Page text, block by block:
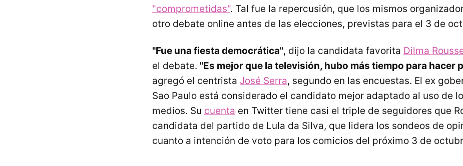
"comprometidas". Tal fue la repercusión, que los mismos
otro debate online antes de las elecciones, previstas para el 3 de
"Fue una fiesta democrática", dijo la candidata favorita Dilma
el debate. "Es mejor que la televisión, hubo más tiempo para hacer
agregó el centrista José Serra, segundo en las encuestas. El ex
Sao Paulo está considerado el candidato mejor adaptado al uso de
medios. Su cuenta en Twitter tiene casi el triple de seguidores que
candidata del partido de Lula da Silva, que lidera los sondeos de
cuanto a intención de voto para los comicios del próximo 3 de